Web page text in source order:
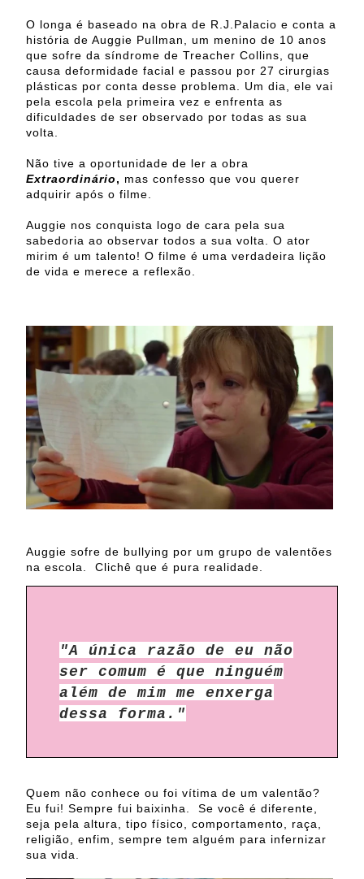
O longa é baseado na obra de R.J.Palacio e conta a
história de Auggie Pullman, um menino de 10 anos
que sofre da síndrome de Treacher Collins, que
causa deformidade facial e passou por 27 cirurgias
plásticas por conta desse problema. Um dia, ele vai
pela escola pela primeira vez e enfrenta as
dificuldades de ser observado por todas as sua
volta.
Não tive a oportunidade de ler a obra
Extraordinário, mas confesso que vou querer
adquirir após o filme.
Auggie nos conquista logo de cara pela sua
sabedoria ao observar todos a sua volta. O ator
mirim é um talento! O filme é uma verdadeira lição
de vida e merece a reflexão.
Auggie sofre de bullying por um grupo de valentões
na escola. Clichê que é pura realidade.
"A única razão de eu não
ser comum é que ninguém
além de mim me enxerga
dessa forma."
Quem não conhece ou foi vítima de um valentão?
Eu fui! Sempre fui baixinha. Se você é diferente,
seja pela altura, tipo físico, comportamento, raça,
religião, enfim, sempre tem alguém para infernizar
sua vida.